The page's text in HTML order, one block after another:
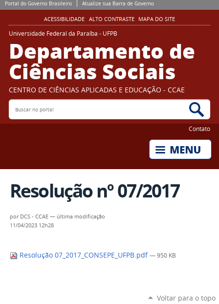
Portal do Governo Brasileiro Atualize sua Barra de Governo
ACESSIBILIDADE ALTO CONTRASTE MAPA DO SITE
Universidade Federal da Paraíba - UFPB
Departamento de
Ciências Sociais
CENTRO DE CIÊNCIAS APLICADAS E EDUCAÇÃO - CCAE
Buscar no portal
Contato
Resolução nº 07/2017
por DCS - CCAE — última modificação
11/04/2023 12h28
Resolução 07_2017_CONSEPE_UFPB.pdf — 950 KB
Voltar para o topo